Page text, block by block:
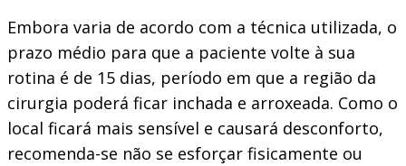
Embora varia de acordo com a técnica utilizada, o
prazo médio para que a paciente volte à sua
rotina é de 15 dias, período em que a região da
cirurgia poderá ficar inchada e arroxeada. Como o
local ficará mais sensível e causará desconforto,
recomenda-se não se esforçar fisicamente ou